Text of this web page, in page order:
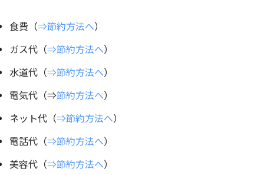
食費（⇒節約方法へ）
ガス代（⇒節約方法へ）
水道代（⇒節約方法へ）
電気代（⇒節約方法へ）
ネット代（⇒節約方法へ）
電話代（⇒節約方法へ）
美容代（⇒節約方法へ）